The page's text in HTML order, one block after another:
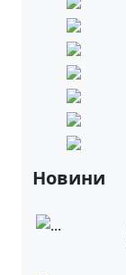
Новини